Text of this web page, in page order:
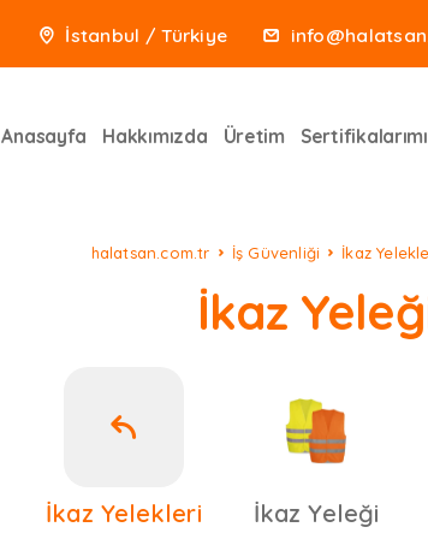
İstanbul / Türkiye
Anasayfa Hakkımızda Üretim
halatsan.com.tr İş Güvenliği İkaz
İkaz
İkaz Yelekleri İkaz Yeleği